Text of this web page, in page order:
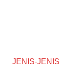
JENIS-